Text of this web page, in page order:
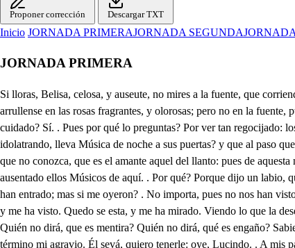
Proponer corrección Descargar TXT
Inicio JORNADA PRIMERAJORNADA SEGUNDA
JORNADA PRIMERA
Si lloras, Belisa, celosa, y auseute, no mires a la fuente, que corriendo aprisa, va murmurando, que llora Belisa. Divierte las penar, que causan enojos, por claveles rojos, y castas azucenas: tus niñas serenas arrullense en las rosas fragrantes, y olorosas; pero no en la fuente, pues poco confidente, por cuantos prados corre, barre, y pisa, va murmurando, que llora Belisa. Por qué, señor, vienes triste? Ya no sabes mi cuidado? Sí. . Pues por qué lo preguntas? Por ver tan regocijado: los Músicos, que parece que son los enamorados ellos, y el paciente tú. Poco fabes: no has mirado a un galán, que por rendir dama en que está idolatrando, lleva Música de noche a sus puertas? y que al paso que los Músicos están las voces organizando, él está llorando, y triste en una esquina arrimado? y no porque haya ninguno de entendimiento tan bajo, que no conozca, que es el amante aquel del llanto: pues de aquesta misma suerte estando aquí suspirando doy a conocer que soy quien a Aurora adoro, y amo. Esta bien, mas yo quisiera que se hubieran ya ausentado ellos Músicos de aquí. . Por qué? Porque dijo un labio, que la música en tal tiempo intempestiva narratio. Proseguiremos, señora? Idos, y dejadme un rato: oíeme, Elena. . Qué mandas? Vive Dios, que se han entrado; mas si me oyeron? . No importa, pues no nos han visto. . Aguardo aquí fuera? . Sí, y ten cuenta de avilar a tiempo. . Entraron? Ya están dentro, y yo me voy. Ten cuidado de avisarnos. Sentada se está, y me ha visto. Quedo se esta, y me ha mirado. Viendo lo que la deseo. Sabiendo lo que loamo. No es buen pronóstico este. No es este muy buen presagio. No haberse venido a mí! Aún no haberse a mi llegado! Quién no dirá, que es mentira? Quién no dirá, qué es engaño? Sabiendo que soy Lucindo? Qué soy Aurora pensando? Aguardar más, es locura, viendo tan presente, y claro en su desdén mi desprecio, y en su término mi agravio. Él sevá, quiero tenerle: oye, Lucindo. . A mis pasos, aunque más veloces fueran, que de un potro del mar cano, no hay rémora cual tu vez. Pues qué es esto? Ahora cuando imaginé sin zozobra, entendí sin sobresaltos, que cual polluelo a su madre amoroso, y desalado a mis brazos te acogieras, vas huyendo de mis brazos? Aurora, si un Reo fuese cas del Juez, que está aclarado, para sentenciar su causa, y en llegando a su Palacio, le viera grave, y severo, no fuera indicio bien claro de conocer, que en su contra la sentencia ha pronuncia do? claro está; pues de este modo viéndote Juez soberano, ante quien están pendientes de mis amores los autor: y viendo, que con mirarme delante de tus estrados con los dolores que vengo, y con las nuevas que traigo, apenas de Soles dos flechaste con gusto un rayo, considere yo, que estaba mi proceso sentenciado; y como aquestas sentencias se ejecutan sin embargo, aunque a costa de mi vida, iba a cumplirla callando. Estratajema amorosa es lo que contigo he usado; mas dime, que traes de Oporto Breve lo diré, que hay casos, que como al que el á en el potro atormenta el dilatarlos. Tu padre, señorantía (mía, aunque lo impidan cuantos crió el Cielo sobre el mapa de este globo de trabajos) por dar fin ha aquestas guerras, y por tratar paz con Calvió, Legado de